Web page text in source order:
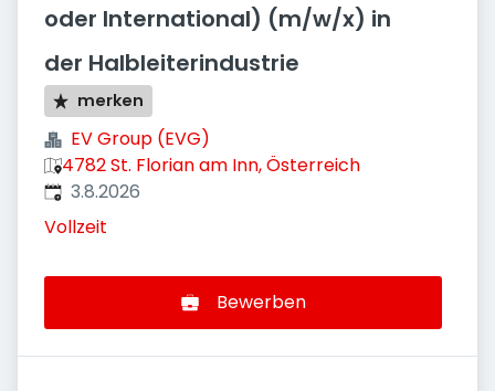
oder International) (m/w/x) in
der Halbleiterindustrie
merken
EV Group (EVG)
4782 St. Florian am Inn, Österreich
Veröffentlicht
3.8.2026
Vollzeit
Bewerben